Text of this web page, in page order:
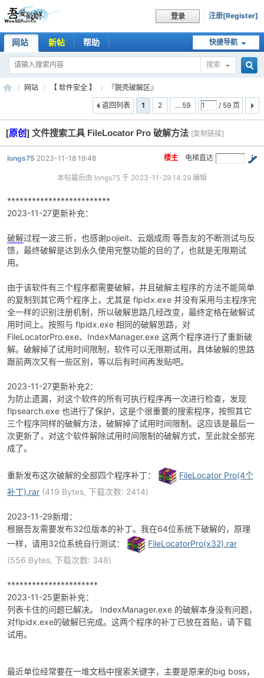
登录 注册[Register]
快捷导航
网站 新帖 帮助
搜索
吾
爱
解
»
网站
›
【 软件安全 】
›
『脱壳破解区』
1
2 ... 59 / 59 页
返回列表
[原创] 文件搜索工具 FileLocator Pro 破解方法 [复制链接]
电梯直达
楼主
longs75 2023-11-18 19:48
本帖最后由 longs75 于 2023-11-29 14:29 编辑
*************************
2023-11-27更新补充：
破解过程一波三折，也感谢pojieit、云烟成雨 等吾友的不断测试与反
馈，最终破解是达到永久使用完整功能的目的了，也就是无限期试
用。
由于该软件有三个程序都需要破解，并且破解主程序的方法不能简单
的复制到其它两个程序上，尤其是 flpidx.exe 并没有采用与主程序完
全一样的识别注册机制，所以破解思路几经改变，最终定格在破解试
用时间上。按照与 flpidx.exe 相同的破解思路，对
FileLocatorPro.exe、IndexManager.exe 这两个程序进行了重新破
解。破解掉了试用时间限制，软件可以无限期试用。具体破解的思路
跟前两次又有一些区别，等以后有时间再发贴吧。
2023-11-27更新补充2：
为防止遗漏，对这个软件的所有可执行程序再一次进行检查，发现
flpsearch.exe 也进行了保护，这是个很重要的搜索程序，按照其它
三个程序同样的破解方法，破解掉了试用时间限制。这应该是最后一
次更新了，对这个软件解除试用时间限制的破解方式，至此就全部完
成了。
重新发布这次破解的全部四个程序补丁：
FileLocator Pro(4个
补丁).rar (419 Bytes, 下载次数: 2414)
2023-11-29新增：
根据吾友需要发布32位版本的补丁。我在64位系统下破解的，原理
一样，请用32位系统自行测试：
FileLocatorPro(x32).rar
(556 Bytes, 下载次数: 348)
**********************
2023-11-25更新补充：
列表卡住的问题已解决。 IndexManager.exe 的破解本身没有问题，
对flpidx.exe的破解已完成。这两个程序的补丁已放在首贴，请下载
试用。
最近单位经常要在一堆文档中搜索关键字，主要是原来的big boss，